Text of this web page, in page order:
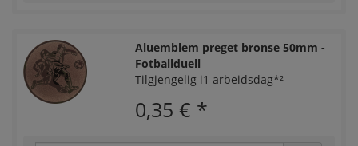
Aluemblem preget bronse 50mm -
Fotballduell
Tilgjengelig i1 arbeidsdag*²
0,35 € *